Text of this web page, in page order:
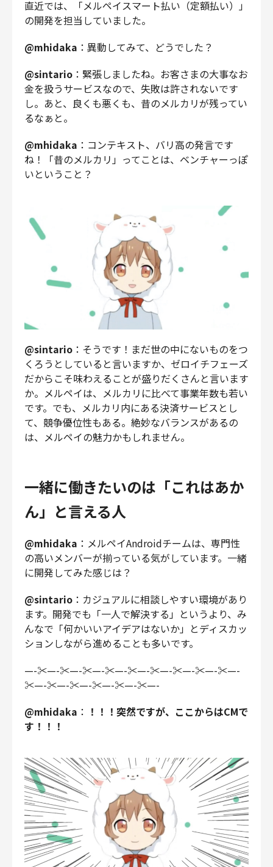
直近では、「メルペイスマート払い（定額払い）」
の開発を担当していました。
@mhidaka ：異動してみて、どうでした？
@sintario ：緊張しましたね。お客さまの大事なお
金を扱うサービスなので、失敗は許されないです
し。あと、良くも悪くも、昔のメルカリが残ってい
るなぁと。
@mhidaka ：コンテキスト、バリ高の発言です
ね！「昔のメルカリ」ってことは、ベンチャーっぽ
いということ？
@sintario ：そうです！まだ世の中にないものをつ
くろうとしていると言いますか、ゼロイチフェーズ
だからこそ味わえることが盛りだくさんと言います
か。メルペイは、メルカリに比べて事業年数も若い
です。でも、メルカリ内にある決済サービスとし
て、競争優位性もある。絶妙なバランスがあるの
は、メルペイの魅力かもしれません。
一緒に働きたいのは「これはあか
ん」と言える人
@mhidaka ：メルペイAndroidチームは、専門性
の高いメンバーが揃っている気がしています。一緒
に開発してみた感じは？
@sintario ：カジュアルに相談しやすい環境があり
ます。開発でも「一人で解決する」というより、み
んなで「何かいいアイデアはないか」とディスカッ
ションしながら進めることも多いです。
—-✂—-✂—-✂—-✂—-✂—-✂—-✂—-✂—-✂—-
✂—-✂—-✂—-✂—-✂—-✂—-
@mhidaka ： ！！！突然ですが、ここからはCMで
す！！！